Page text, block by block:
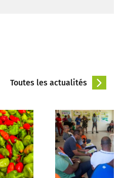
Toutes les actualités